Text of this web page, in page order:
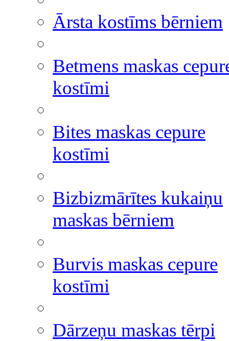
Ārsta kostīms bērniem
Betmens maskas
kostīmi
Bites maskas cepure
kostīmi
Bizbizmārītes kukaiņu
maskas bērniem
Burvis maskas cepure
kostīmi
Dārzeņu maskas tērpi